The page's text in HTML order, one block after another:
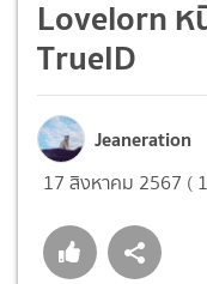
Lovelorn
TrueID
Jeaneration
17 สิงหาคม 2567 (